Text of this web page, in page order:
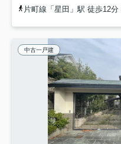
片町線「星田」駅 徒歩12分
中古一戸建